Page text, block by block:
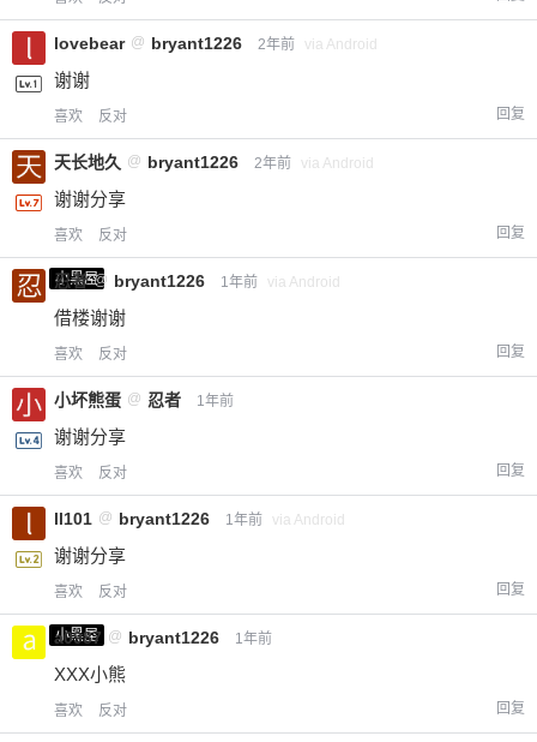
lovebear @ bryant1226 2年前 via Android
谢谢
喜欢 反对 回复
天长地久 @ bryant1226 2年前 via Android
谢谢分享
喜欢 反对 回复
小黑屋
忍者 @ bryant1226 1年前 via Android
借楼谢谢
喜欢 反对 回复
小坏熊蛋 @ 忍者 1年前
谢谢分享
喜欢 反对 回复
ll101 @ bryant1226 1年前 via Android
谢谢分享
喜欢 反对 回复
小黑屋
a0987 @ bryant1226 1年前
XXX小熊
喜欢 反对 回复